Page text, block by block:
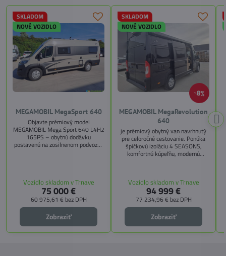
SKLADOM
NOVÉ VOZIDLO
MEGAMOBIL MegaSport 640
Objavte prémiový model
MEGAMOBIL Mega Sport 640 L4H2
165PS – obytnú dodávku
postavenú na zosilnenom podvozku
pozdĺžnemu lôžku a možnosti
doplniť predné prídavné lôžko.
Vozidlo skladom v Trnave
75 000 €
60 975,61 € bez DPH
Zobraziť
8%
SKLADOM
NOVÉ VOZIDLO
MEGAMOBIL MegaRevolution
640
je prémiový obytný van navrhnutý
pre celoročné cestovanie. Ponúka
špičkovú izoláciu 4 SEASONS,
komfortnú kúpeľňu, modernú
CITY, TECHNO, SICHERHEIT a
MEGA WINTER získate maximálnu
bezpečnosť, pohodlie a
technologické inovácie. Ideálna
voľba pre tých, ktorí hľadajú luxus,
funkčnosť a slobodu na cestách.
Vozidlo skladom v Trnave
94 999 €
77 234,96 € bez DPH
Zobraziť